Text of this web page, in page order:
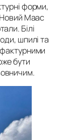
форми,
Новий Маас
Білі
шпилі та
фактурними
бути